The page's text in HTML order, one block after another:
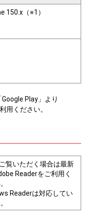
150.x（※1）
Play」より
用ください。
覧いただく場合は最新
Readerをご利用く
Readerは対応してい